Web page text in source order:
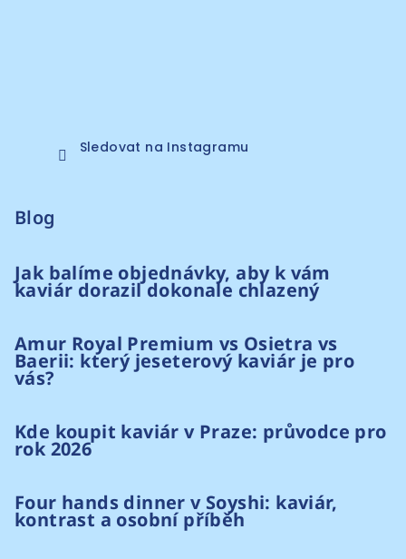
Sledovat na Instagramu
Blog
Jak balíme objednávky, aby k vám
kaviár dorazil dokonale chlazený
Amur Royal Premium vs Osietra vs
Baerii: který jeseterový kaviár je pro
vás?
Kde koupit kaviár v Praze: průvodce pro
rok 2026
Four hands dinner v Soyshi: kaviár,
kontrast a osobní příběh